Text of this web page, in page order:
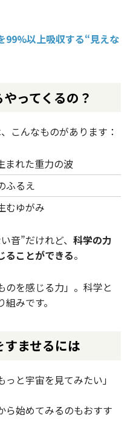
99%以上吸収する“見えな
ってくるの？
こんなものがあります：
まれた重力の波
ふるえ
むゆがみ
音”だけれど、 科学の力
ることができる。
のを感じる力」。科学と
みです。
ませるには
と宇宙を見てみたい」
ら始めてみるのもおすす